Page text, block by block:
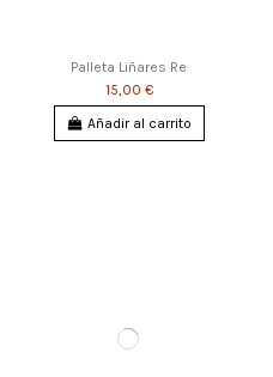
Palleta Liñares Re
15,00 €
Añadir al carrito